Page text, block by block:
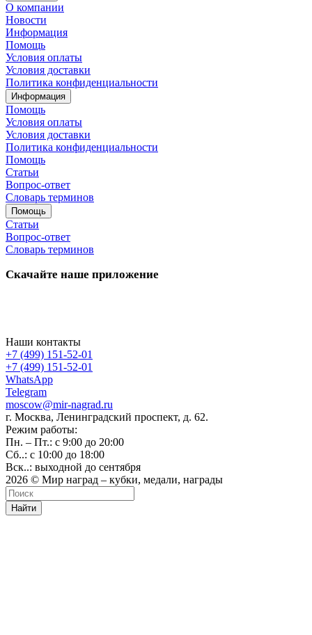
О компании
Новости
Информация
Помощь
Условия оплаты
Условия доставки
Политика конфиденциальности
Информация
Помощь
Условия оплаты
Условия доставки
Политика конфиденциальности
Помощь
Статьи
Вопрос-ответ
Словарь терминов
Помощь
Статьи
Вопрос-ответ
Словарь терминов
Скачайте наше приложение
Наши контакты
+7 (499) 151-52-01
+7 (499) 151-52-01
WhatsApp
Telegram
moscow@mir-nagrad.ru
г. Москва, Ленинградский проспект, д. 62.
Режим работы:
Пн. – Пт.: с 9:00 до 20:00
Сб..: с 10:00 до 18:00
Вск..: выходной до сентября
2026 © Мир наград – кубки, медали, награды
Найти